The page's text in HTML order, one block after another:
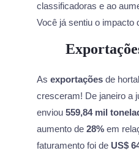
classificadoras e ao
Você já sentiu o impacto
As exportações de
cresceram! De janeiro a
enviou 559,84 mil
aumento de 28% em
faturamento foi de US$